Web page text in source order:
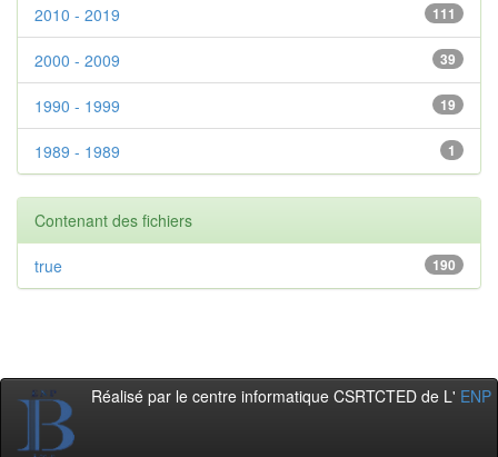
111
2010 - 2019
39
2000 - 2009
19
1990 - 1999
1
1989 - 1989
Contenant des fichiers
190
true
Réalisé par le centre informatique CSRTCTED de L' ENP